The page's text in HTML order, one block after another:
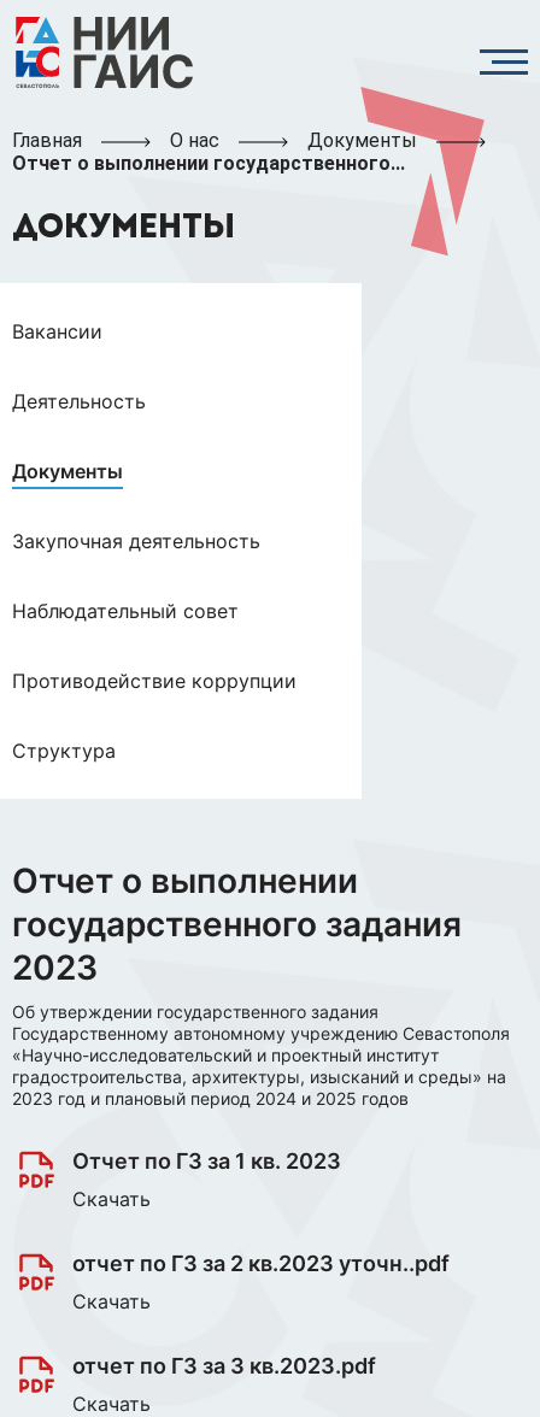
Главная О нас
Документы
Отчет о выполнении государственного...
ДОКУМЕНТЫ
Вакансии
Деятельность
Документы
Закупочная деятельность
Наблюдательный совет
Противодействие коррупции
Структура
Отчет о выполнении
государственного задания
2023
Об утверждении государственного задания
Государственному автономному учреждению Севастополя
«Научно-исследовательский и проектный институт
градостроительства, архитектуры, изысканий и среды» на
2023 год и плановый период 2024 и 2025 годов
Отчет по ГЗ за 1 кв. 2023
Скачать
отчет по ГЗ за 2 кв.2023 уточн..pdf
Скачать
отчет по ГЗ за 3 кв.2023.pdf
Скачать